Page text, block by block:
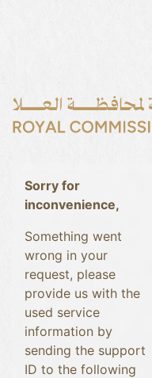
Sorry for
inconvenience,
Something went
wrong in your
request, please
provide us with the
used service
information by
sending the support
ID to the following